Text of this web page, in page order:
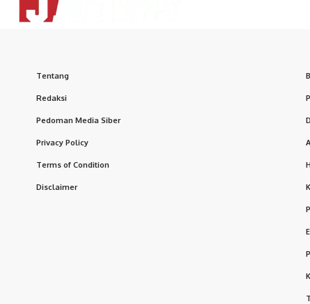
Tentang
Redaksi
Pedoman Media Siber
Privacy Policy
Terms of Condition
Disclaimer